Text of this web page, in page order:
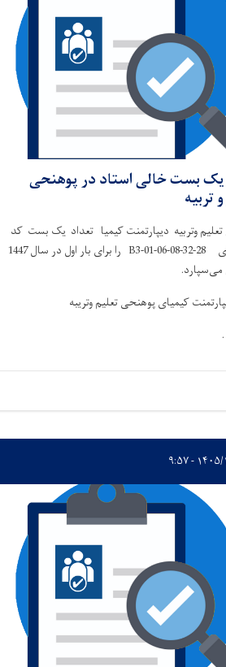
یک بست خالی استاد در پوهنحی
تربیه
وتربیه دیپارتمنت کیمیا تعداد یک بست کد
بست های 28-32-B3-01-06-08 را برای بار اول در سال 1447
می‌سپارد.
کیمیای پوهنحی تعلیم وتریبه